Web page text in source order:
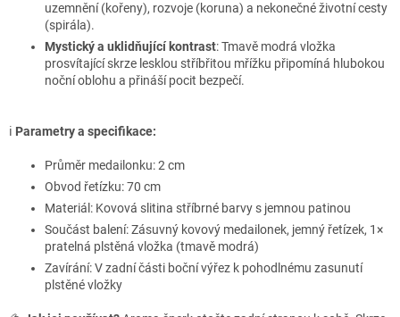
uzemnění (kořeny), rozvoje (koruna) a nekonečné životní cesty
(spirála).
Mystický a uklidňující kontrast: Tmavě modrá vložka
prosvítající skrze lesklou stříbřitou mřížku připomíná hlubokou
noční oblohu a přináší pocit bezpečí.
ℹ️ Parametry a specifikace:
Průměr medailonku: 2 cm
Obvod řetízku: 70 cm
Materiál: Kovová slitina stříbrné barvy s jemnou patinou
Součást balení: Zásuvný kovový medailonek, jemný řetízek, 1×
pratelná plstěná vložka (tmavě modrá)
Zavírání: V zadní části boční výřez k pohodlnému zasunutí
plstěné vložky